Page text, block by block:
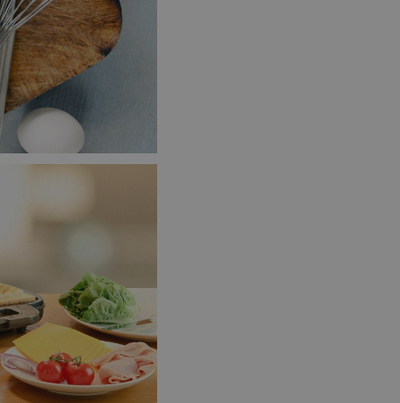
jak uživatelé
na několika
výkon v
Používá
zařízení, která
a zlepšila
o chování
cílem je
o chování
cílem je
výkonnosti a
jejich prohlížení
údajů
webových
obsahu nebo
údaje.